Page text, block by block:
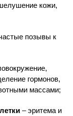
кожи,
позывы к
гормонов,
массами;
– эритема и